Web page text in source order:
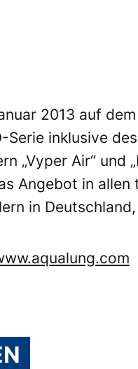
2013 auf
Serie inklusive
„Vyper Air“ und
Angebot in
in